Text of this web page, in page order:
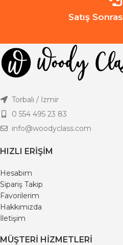
Satış
Torbalı / İzmir
0 554 495 23 83
info@woodyclass.com
HIZLI ERIŞIM
Hesabım
Sipariş Takip
Favorilerim
Hakkımızda
İletişim
MÜŞTERI HIZMETLERI